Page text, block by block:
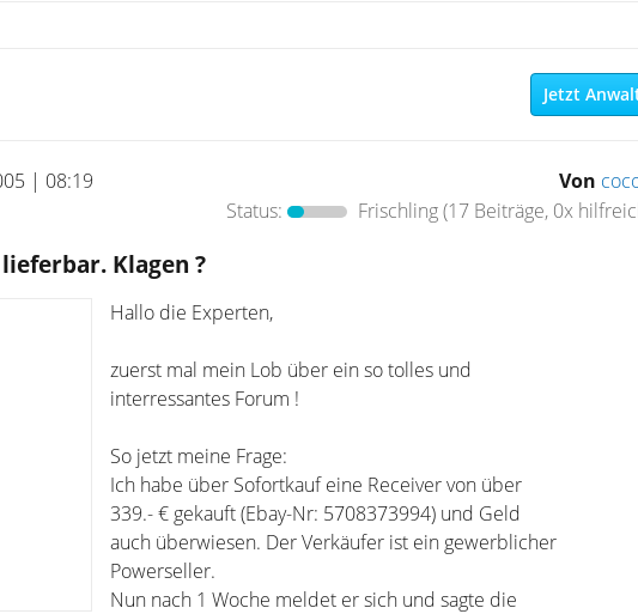
Jetzt
| 08:19 Von
Status:
Frischling(17 Beiträge, 0x
Klagen ?
Hallo die Experten,
zuerst mal mein Lob über ein so tolles und
interressantes Forum !
So jetzt meine Frage:
Ich habe über Sofortkauf eine Receiver von über
339.- € gekauft (Ebay-Nr: 5708373994) und Geld
auch überwiesen. Der Verkäufer ist ein gewerblicher
Powerseller.
Nun nach 1 Woche meldet er sich und sagte die